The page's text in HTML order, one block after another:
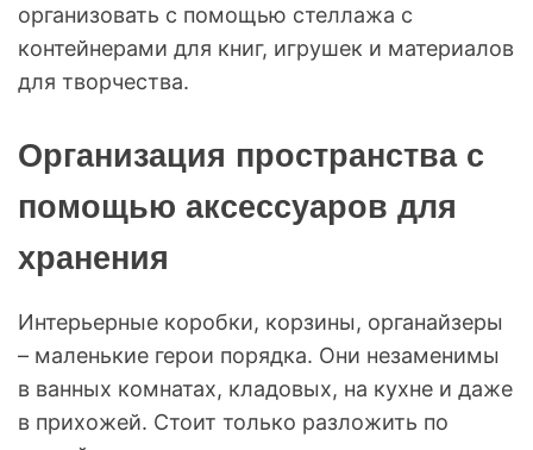
организовать с помощью стеллажа с
контейнерами для книг, игрушек и материалов
для творчества.
Организация пространства с
помощью аксессуаров для
хранения
Интерьерные коробки, корзины, органайзеры
– маленькие герои порядка. Они незаменимы
в ванных комнатах, кладовых, на кухне и даже
в прихожей. Стоит только разложить по